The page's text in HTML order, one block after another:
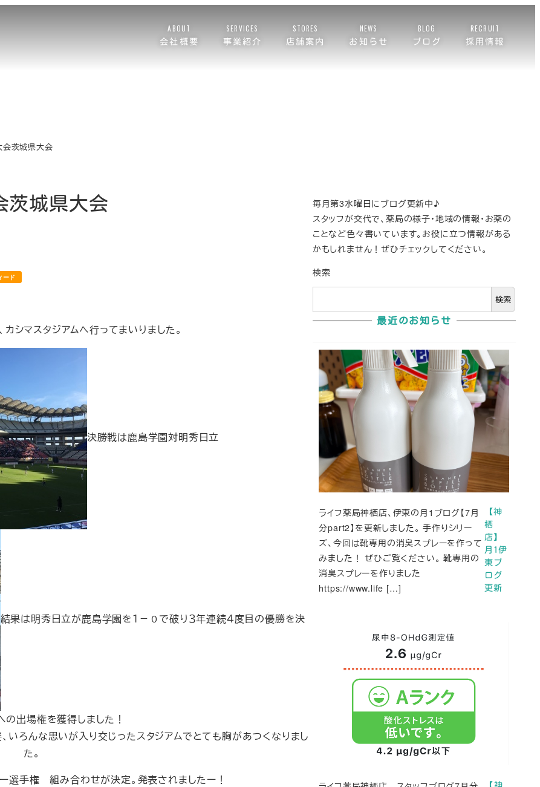
ABOUT
会社概要
SERVICES
事業紹介
STORES
店舗案内
NEWS
お知らせ
BLOG
ブログ
RECRUIT
採用情報
会茨城県大会
茨城県大会
ード
マスタジアムへ行ってまいりました。
決勝戦は鹿島学園対明秀日立
結果は明秀日立が鹿島学園を１－０で破り３年連続４度目の優勝を決
の出場権を獲得しました！
ろんな思いが入り交じったスタジアムでとても胸があつくなりまし
た。
選手権 組み合わせが決定。発表されましたー！
毎月第3水曜日にブログ更新中♪
スタッフが交代で、薬局の様子・地域の情報・お薬の
ことなど色々書いています。お役に立つ情報がある
かもしれません！ぜひチェックしてください。
検索
検索
最近のお知らせ
【神
栖
店】
月1伊
東ブ
ログ
更新
ライフ薬局神栖店、伊東の月1ブログ【7月
分part2】を更新しました。 手作りシリー
ズ、今回は靴専用の消臭スプレーを作って
みました！ ぜひご覧ください。 靴専用の
消臭スプレーを作りました
https://www.life […]
【神